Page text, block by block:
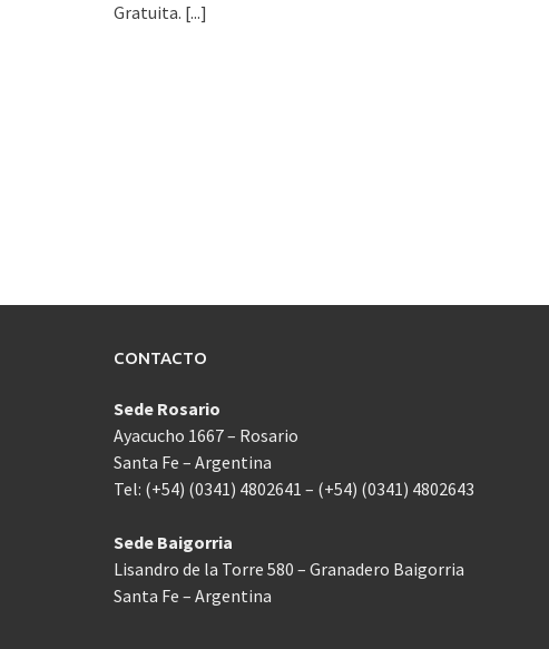
Gratuita. [...]
CONTACTO
Sede Rosario
Ayacucho 1667 – Rosario
Santa Fe – Argentina
Tel: (+54) (0341) 4802641 – (+54) (0341) 4802643
Sede Baigorria
Lisandro de la Torre 580 – Granadero Baigorria
Santa Fe – Argentina